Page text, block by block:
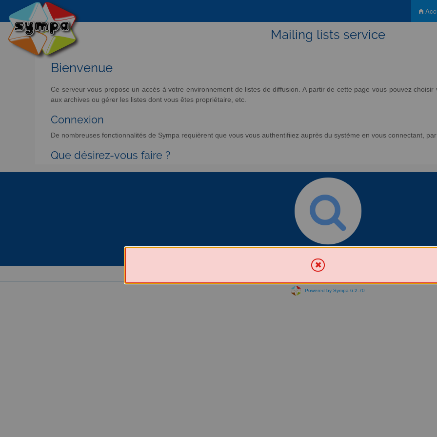
Mailing lists service
Bienvenue
Ce serveur vous propose un accès à votre environnement de listes de diffusion. A partir de cette page vous pouvez
aux archives ou gérer les listes dont vous êtes propriétaire, etc.
Connexion
De nombreuses fonctionnalités de Sympa requièrent que vous vous authentifiiez auprès du système en vous connectant,
Que désirez-vous faire ?
Powered by Sympa 6.2.70